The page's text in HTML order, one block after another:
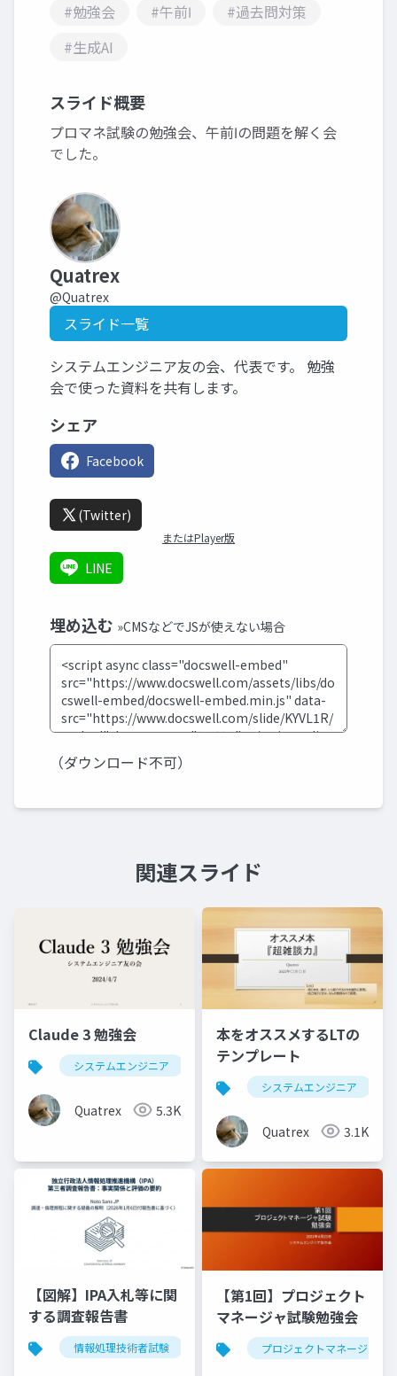
#勉強会
#午前Ⅰ
#過去問対策
#生成AI
スライド概要
プロマネ試験の勉強会、午前Ⅰの問題を解く会
でした。
Quatrex
@Quatrex
スライド一覧
システムエンジニア友の会、代表です。 勉強
会で使った資料を共有します。
シェア
Facebook
(Twitter)
またはPlayer版
LINE
埋め込む »CMSなどでJSが使えない場合
（ダウンロード不可）
関連スライド
Claude 3 勉強会
システムエンジニア 生成ai claude
Quatrex 5.3K
本をオススメするLTの
テンプレート
システムエンジニア
Quatrex 3.1K
【図解】IPA入札等に関
する調査報告書
情報処理技術者試験 ipa 調査報告書
【第1回】プロジェクト
マネージャ試験勉強会
プロジェクトマネージャ